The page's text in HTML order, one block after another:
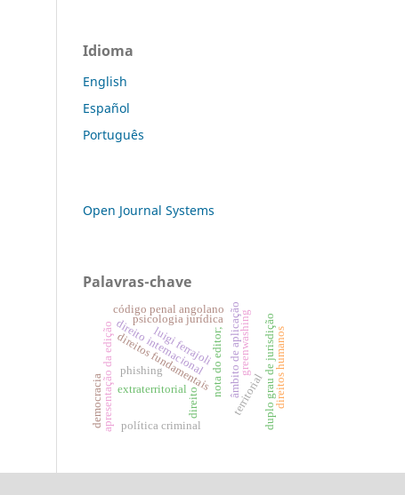
Idioma
English
Español
Português
Open Journal Systems
Palavras-chave
direito
direito internacionalnota do editor;âmbito de aplicação
territorial
extraterritorial
apresentação da ediçãodireitos fundamentais
phishing
código penal angolano
política criminal duplo grau de jurisdição
psicologia jurídica
democracia direitos humanos
luigi ferrajoli greenwashing